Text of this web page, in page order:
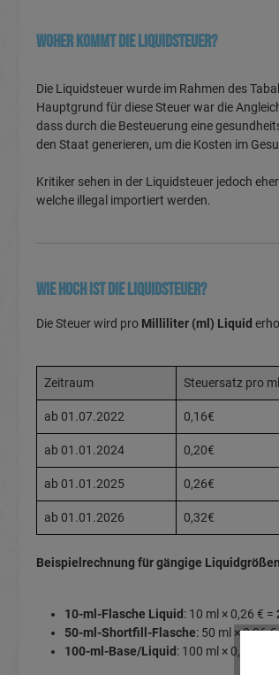
Woher kommt die Liquidsteuer?
Die Liquidsteuer wurde im Rahmen des
Hauptgrund für diese Steuer war die
dass durch die Besteuerung eine
den Staat generieren, um die Kosten im
Kritiker sehen in der Liquidsteuer jedoch
welche illegal importiert werden.
Wie hoch ist die Liquidsteuer?
Die Steuer wird pro Milliliter (ml) Liquid
Zeitraum Steuersatz pro ml
ab 01.07.2022 0,16€
ab 01.01.2024 0,20€
ab 01.01.2025 0,26€
ab 01.01.2026 0,32€
Beispielrechnung für gängige
10-ml-Flasche Liquid : 10 ml × 0,26 € =
50-ml-Shortfill-Flasche: 50 ml × 0,26
100-ml-Base/Liquid : 100 ml × 0,26 € =